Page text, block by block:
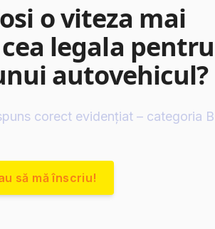
o viteza mai
legala pentru
autovehicul?
corect evidențiat – categoria B
să mă înscriu!